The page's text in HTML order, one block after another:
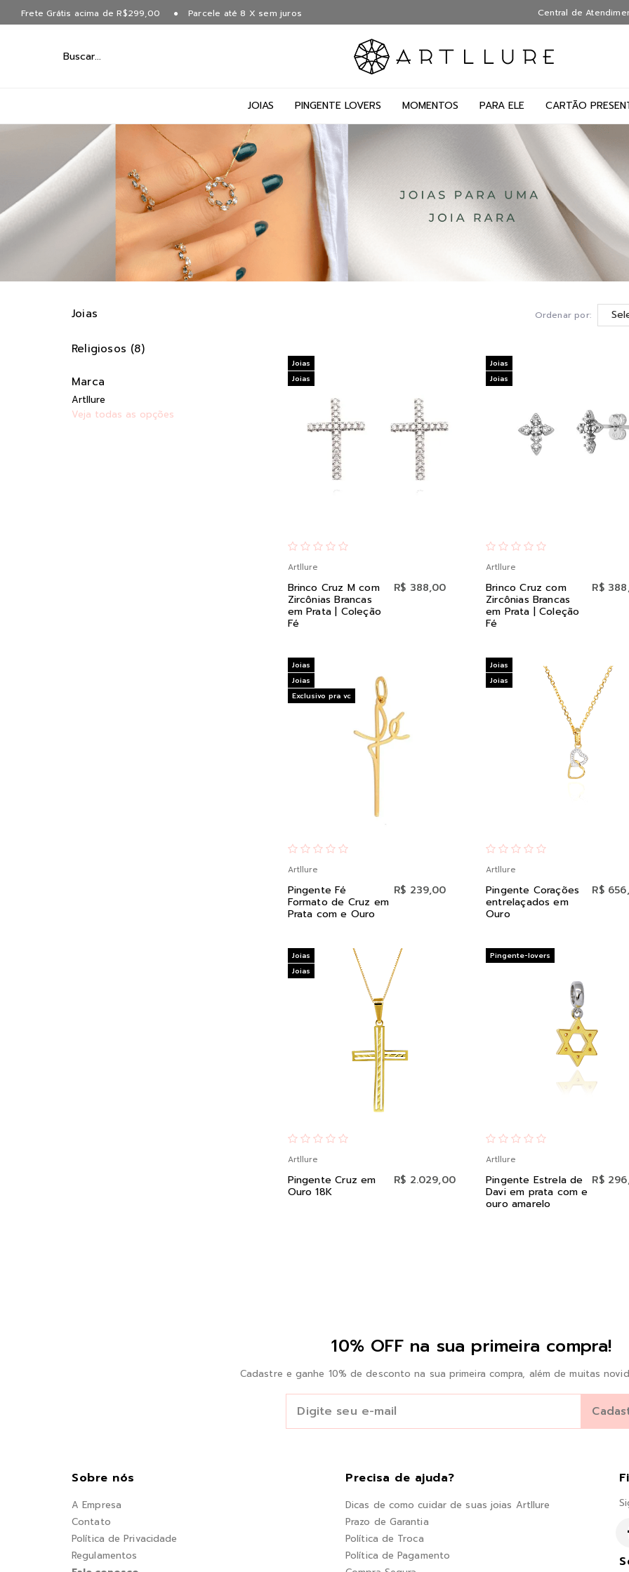
Frete Grátis acima de R$299,00 Parcele até 8 X sem juros Central de
JOIAS PINGENTE LOVERS MOMENTOS PARA ELE CARTÃO
Joias
Religiosos (8)
Marca
Artllure
Veja todas as opções
Ordenar por:
Artllure
Brinco Cruz M com
Zircônias Brancas
em Prata | Coleção
Fé
R$ 388,00
Joias
Joias
Artllure
Brinco Cruz com
Zircônias Brancas
em Prata | Coleção
Fé
R$
Joias
Joias
Artllure
Pingente Fé
Formato de Cruz em
Prata com e Ouro
R$ 239,00
Joias
Joias
Exclusivo pra vc
Artllure
Pingente Corações
entrelaçados em
Ouro
R$
Joias
Joias
Artllure
Pingente Cruz em
Ouro 18K
R$ 2.029,00
Joias
Joias
Artllure
Pingente Estrela de
Davi em prata com e
ouro amarelo
R$
Pingente-lovers
10% OFF na sua primeira compra!
Cadastre e ganhe 10% de desconto na sua primeira compra, além de muitas
Sobre nós
A Empresa
Contato
Política de Privacidade
Regulamentos
Precisa de ajuda?
Dicas de como cuidar de suas joias Artllure
Prazo de Garantia
Política de Troca
Política de Pagamento